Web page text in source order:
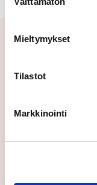
valinta
Mieltymykset
Tilastot
Markkinointi